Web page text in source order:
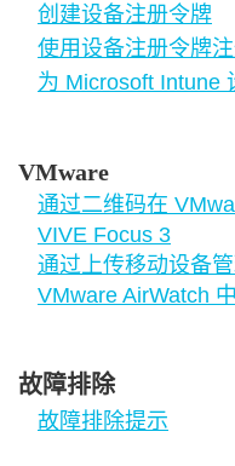
创建设备注册令牌
使用设备注册令牌
为 Microsoft Intune
VMware
通过二维码在
VIVE Focus 3
通过上传移动设备
VMware AirWatch
故障排除
故障排除提示